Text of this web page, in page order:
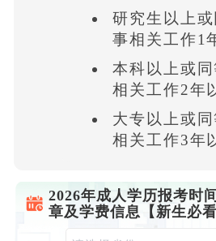
研究生以上
事相关工作1
本科以上或
相关工作2年
大专以上或
相关工作3年
2026年成人学历报考时
章及学费信息【新生必看